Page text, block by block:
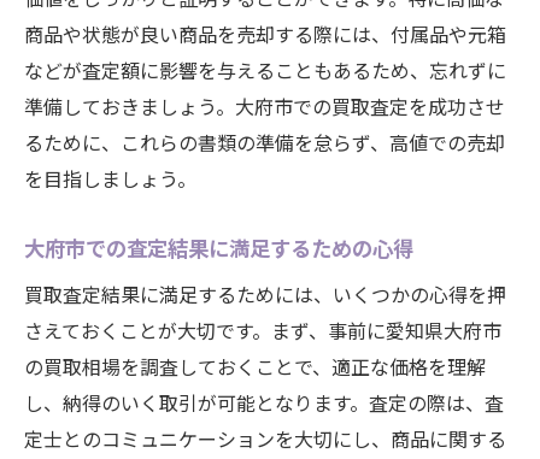
商品や状態が良い商品を売却する際には、付属品や元箱
などが査定額に影響を与えることもあるため、忘れずに
準備しておきましょう。大府市での買取査定を成功させ
るために、これらの書類の準備を怠らず、高値での売却
を目指しましょう。
大府市での査定結果に満足するための心得
買取査定結果に満足するためには、いくつかの心得を押
さえておくことが大切です。まず、事前に愛知県大府市
の買取相場を調査しておくことで、適正な価格を理解
し、納得のいく取引が可能となります。査定の際は、査
定士とのコミュニケーションを大切にし、商品に関する